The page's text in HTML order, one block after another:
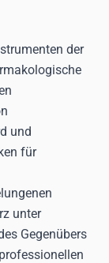
der
und
für
unter
Gegenübers